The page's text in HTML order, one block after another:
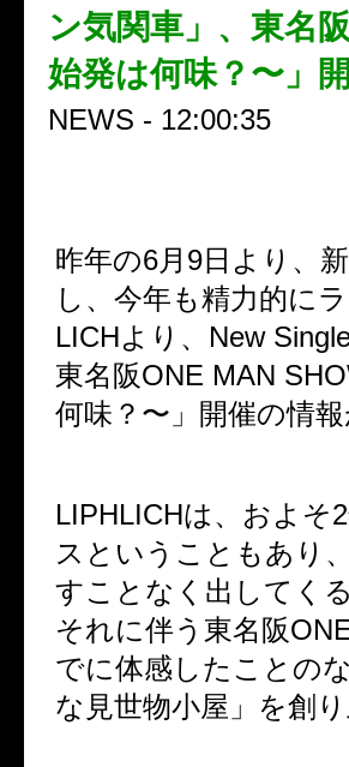
ン気関車」、東名
始発は何味？〜」
NEWS - 12:00:35
昨年の6月9日より、
し、今年も精力的に
LICHより、New
東名阪ONE MAN
何味？〜」開催の情
LIPHLICHは、およそ
スということもあり
すことなく出してく
それに伴う東名阪
でに体感したことの
な見世物小屋」を創